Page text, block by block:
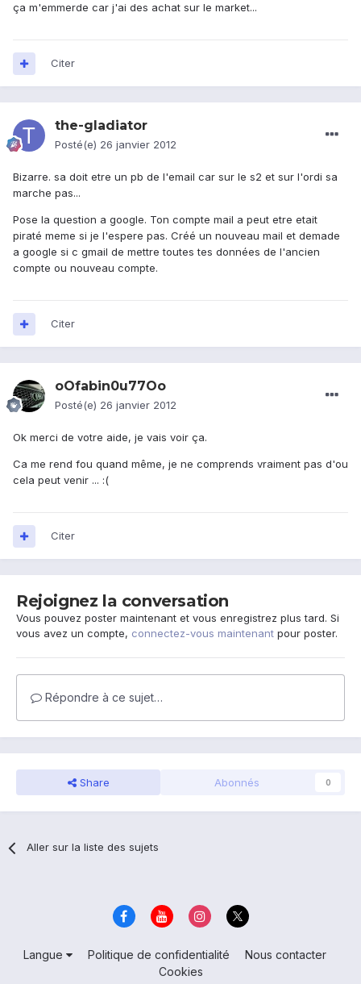
ça m'emmerde car j'ai des achat sur le market...
Citer
the-gladiator
Posté(e) 26 janvier 2012
Bizarre. sa doit etre un pb de l'email car sur le s2 et sur l'ordi sa
marche pas...
Pose la question a google. Ton compte mail a peut etre etait
piraté meme si je l'espere pas. Créé un nouveau mail et demade
a google si c gmail de mettre toutes tes données de l'ancien
compte ou nouveau compte.
Citer
oOfabin0u77Oo
Posté(e) 26 janvier 2012
Ok merci de votre aide, je vais voir ça.
Ca me rend fou quand même, je ne comprends vraiment pas d'ou
cela peut venir ... :(
Citer
Rejoignez la conversation
Vous pouvez poster maintenant et vous enregistrez plus tard. Si
vous avez un compte, connectez-vous maintenant pour poster.
Répondre à ce sujet…
Share Abonnés 0
Aller sur la liste des sujets
Langue Politique de confidentialité
Nous contacter
Cookies